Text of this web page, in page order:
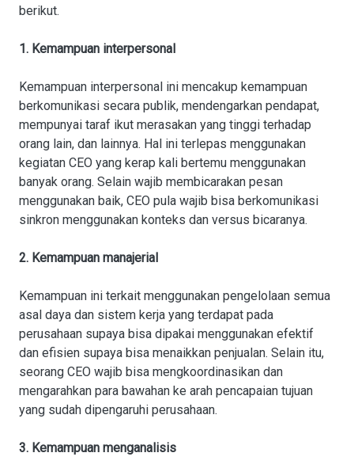
berikut.
1. Kemampuan interpersonal
Kemampuan interpersonal ini mencakup kemampuan
berkomunikasi secara publik, mendengarkan pendapat,
mempunyai taraf ikut merasakan yang tinggi terhadap
orang lain, dan lainnya. Hal ini terlepas menggunakan
kegiatan CEO yang kerap kali bertemu menggunakan
banyak orang. Selain wajib membicarakan pesan
menggunakan baik, CEO pula wajib bisa berkomunikasi
sinkron menggunakan konteks dan versus bicaranya.
2. Kemampuan manajerial
Kemampuan ini terkait menggunakan pengelolaan semua
asal daya dan sistem kerja yang terdapat pada
perusahaan supaya bisa dipakai menggunakan efektif
dan efisien supaya bisa menaikkan penjualan. Selain itu,
seorang CEO wajib bisa mengkoordinasikan dan
mengarahkan para bawahan ke arah pencapaian tujuan
yang sudah dipengaruhi perusahaan.
3. Kemampuan menganalisis